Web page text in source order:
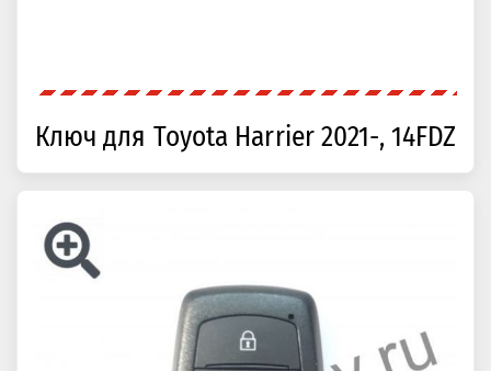
Ключ для Toyota Harrier 2021-, 14FDZ